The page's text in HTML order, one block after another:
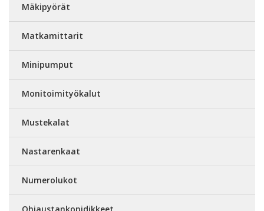
Mäkipyörät
Matkamittarit
Minipumput
Monitoimityökalut
Mustekalat
Nastarenkaat
Numerolukot